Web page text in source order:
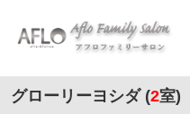
グローリーヨシダ (2室)